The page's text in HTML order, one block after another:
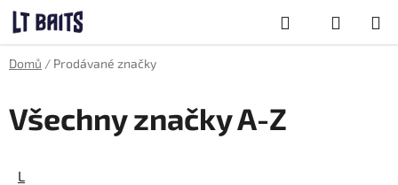
Přejít
obsah
Domů / Prodávané značky
Všechny značky A-Z
L